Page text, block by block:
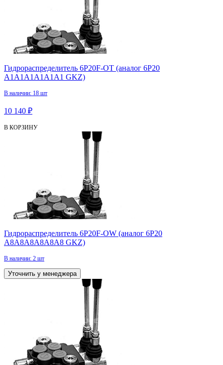
Гидрораспределитель 6P20F-OT (аналог 6P20
A1А1A1А1А1А1 GKZ)
В наличии: 18 шт
10 140 ₽
В КОРЗИНУ
Гидрораспределитель 6P20F-OW (аналог 6P20
A8А8A8А8А8А8 GKZ)
В наличии: 2 шт
Уточнить у менеджера